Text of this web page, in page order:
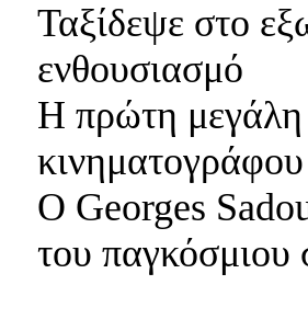
Ταξίδεψε στο
ενθουσιασμό
Η πρώτη μεγάλη
κινηματογράφου
Ο Georges
του παγκόσμιου